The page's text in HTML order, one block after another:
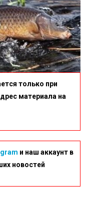
только при
материала на
и наш аккаунт в
новостей